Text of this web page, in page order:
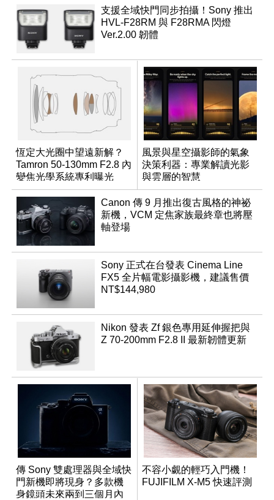
支援全域快門同步拍攝！Sony 推出
HVL-F28RM 與 F28RMA 閃燈
Ver.2.00 韌體
恆定大光圈中望遠新解？
Tamron 50-130mm F2.8 內
變焦光學系統專利曝光
風景與星空攝影師的氣象
決策利器：專業解讀光影
與雲層的智慧
App「Atmos」登場
Canon 傳 9 月推出復古風格的神祕
新機，VCM 定焦家族最終章也將壓
軸登場
Sony 正式在台發表 Cinema Line
FX5 全片幅電影攝影機，建議售價
NT$144,980
Nikon 發表 Zf 銀色專用延伸握把與
Z 70-200mm F2.8 II 最新韌體更新
傳 Sony 雙處理器與全域快
門新機即將現身？多款機
身鏡頭未來兩到三個月內
不容小覷的輕巧入門機！
FUJIFILM X-M5 快速評測